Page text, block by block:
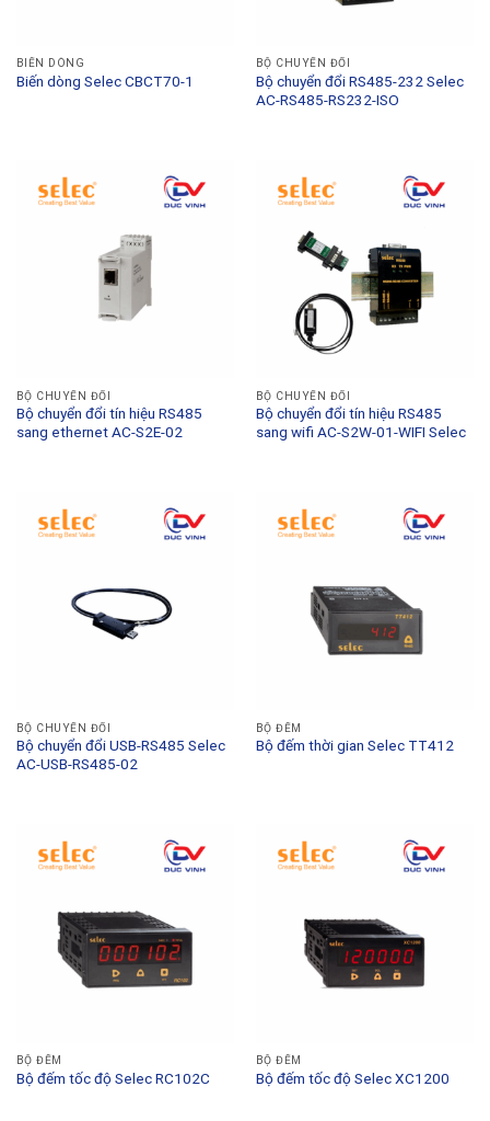
BIẾN DÒNG
Biến dòng Selec CBCT70-1
BỘ CHUYỂN ĐỔI
Bộ chuyển đổi RS485-232 Selec
AC-RS485-RS232-ISO
BỘ CHUYỂN ĐỔI
Bộ chuyển đổi tín hiệu RS485
sang ethernet AC-S2E-02
BỘ CHUYỂN ĐỔI
Bộ chuyển đổi tín hiệu RS485
sang wifi AC-S2W-01-WIFI Selec
BỘ CHUYỂN ĐỔI
Bộ chuyển đổi USB-RS485 Selec
AC-USB-RS485-02
BỘ ĐẾM
Bộ đếm thời gian Selec TT412
BỘ ĐẾM
Bộ đếm tốc độ Selec RC102C
BỘ ĐẾM
Bộ đếm tốc độ Selec XC1200